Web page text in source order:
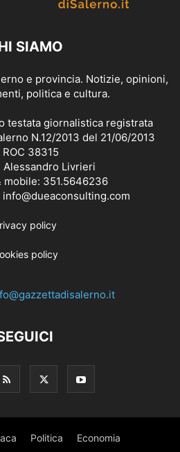
SIAMO
e provincia. Notizie, opinioni,
politica e cultura.
testata giornalistica registrata
N.12/2013 del 21/06/2013
ROC 38315
Livrieri
mobile: 351.5646236
policy
policy
Politica Economia